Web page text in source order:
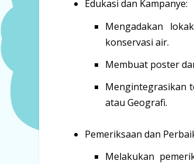
Edukasi dan Kampanye:
Mengadakan
konservasi air.
Membuat poster
Mengintegrasikan
atau Geografi.
Pemeriksaan dan
Melakukan